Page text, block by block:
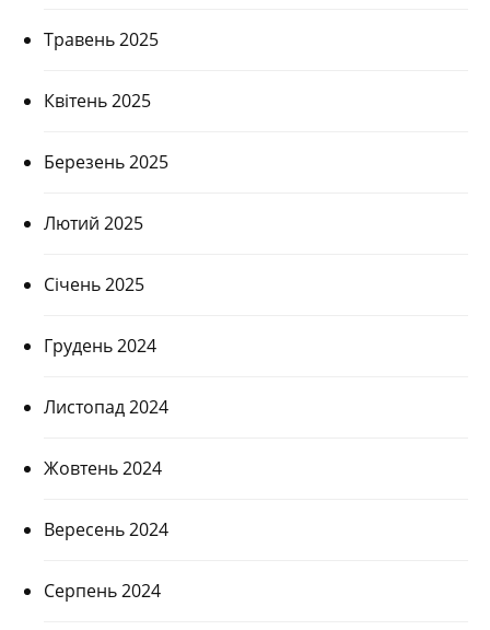
Травень 2025
Квітень 2025
Березень 2025
Лютий 2025
Січень 2025
Грудень 2024
Листопад 2024
Жовтень 2024
Вересень 2024
Серпень 2024